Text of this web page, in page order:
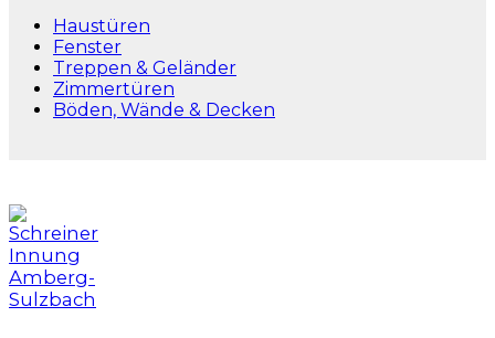
Haustüren
Fenster
Treppen & Geländer
Zimmertüren
Böden, Wände & Decken